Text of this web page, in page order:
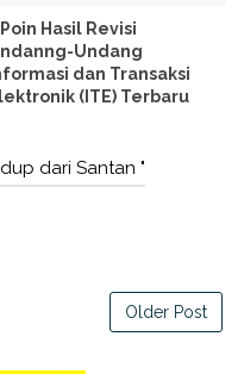
Hasil Revisi
Undang
dan Transaksi
(ITE) Terbaru
dari Santan "
Older Post